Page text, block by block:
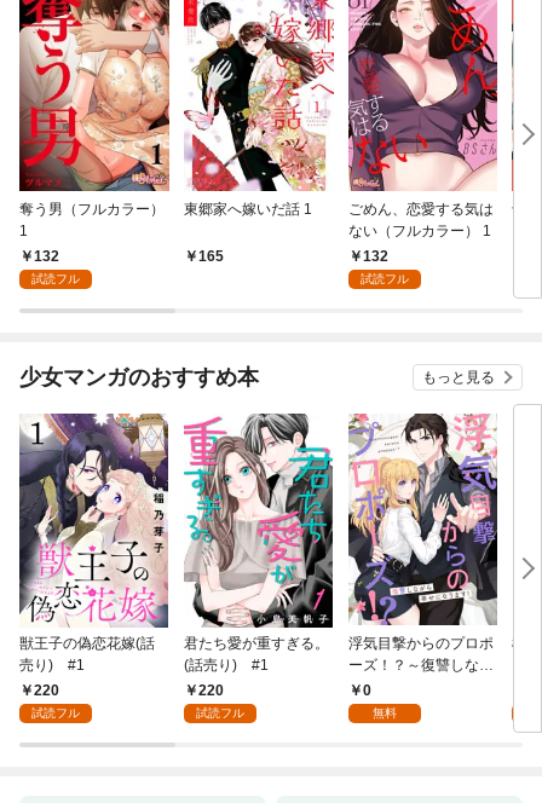
奪う男（フルカラー）
1
132
試読フル
東郷家へ嫁いだ話 1
165
ごめん、恋愛する気は
ない（フルカラー） 1
132
試読フル
十
少女マンガのおすすめ本 もっと見る
獣王子の偽恋花嫁(話
売り) #1
220
試読フル
君たち愛が重すぎる。
(話売り) #1
220
試読フル
浮気目撃からのプロポ
ーズ！？～復讐しなが
ら幸せになります！～
1
0
無料
桜